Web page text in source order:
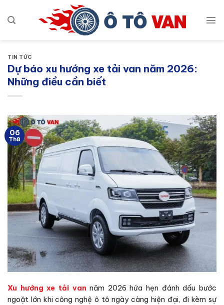
qua
TIN TỨC
Dự báo xu hướng xe tải van năm 2026:
Những điều cần biết
06
Th8
Xu hướng xe tải van năm 2026 hứa hẹn đánh dấu bước
ngoặt lớn khi công nghệ ô tô ngày càng hiện đại, đi kèm sự